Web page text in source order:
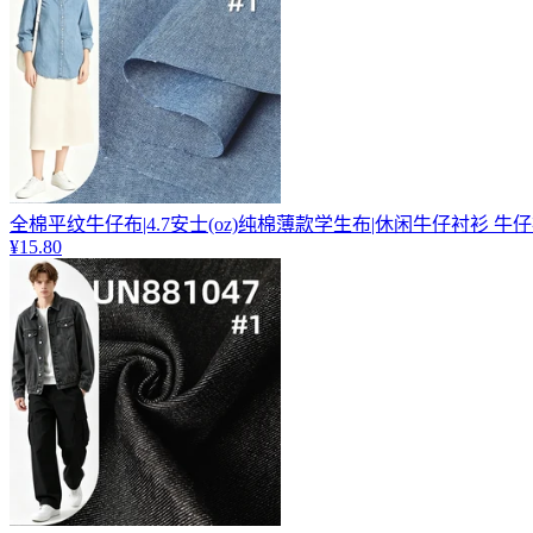
全棉平纹牛仔布|4.7安士(oz)纯棉薄款学生布|休闲牛仔衬衫 牛
¥15.80